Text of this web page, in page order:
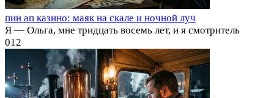
пин ап казино: маяк на скале и ночной луч
Я — Ольга, мне тридцать восемь лет, и я смотритель
012